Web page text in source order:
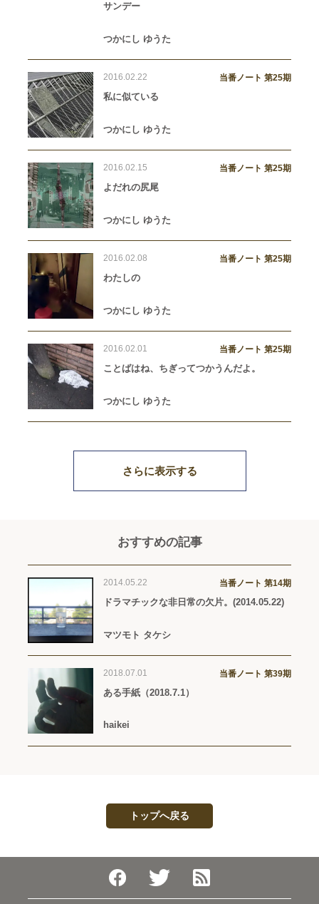
サンデー
つかにし ゆうた
2016.02.22 当番ノート 第25期
私に似ている
つかにし ゆうた
2016.02.15 当番ノート 第25期
よだれの尻尾
つかにし ゆうた
2016.02.08 当番ノート 第25期
わたしの
つかにし ゆうた
2016.02.01 当番ノート 第25期
ことばはね、ちぎってつかうんだよ。
つかにし ゆうた
さらに表示する
おすすめの記事
2014.05.22 当番ノート 第14期
ドラマチックな非日常の欠片。(2014.05.22)
マツモト タケシ
2018.07.01 当番ノート 第39期
ある手紙（2018.7.1）
haikei
トップへ戻る